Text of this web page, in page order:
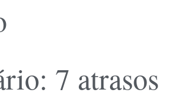
7 atrasos